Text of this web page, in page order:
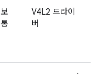
보
통
V4L2 드라이
버